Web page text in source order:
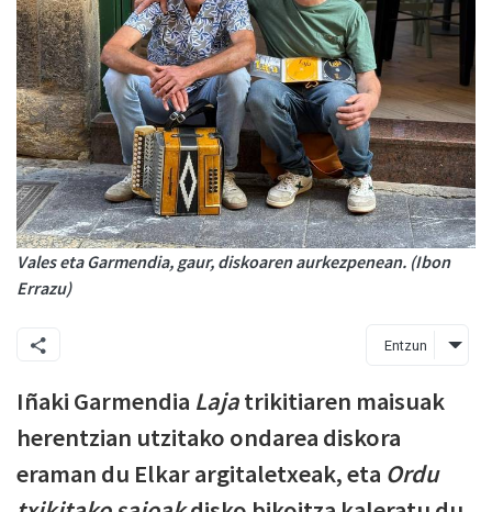
Vales eta Garmendia, gaur, diskoaren aurkezpenean. (Ibon
Errazu)
Entzun
Iñaki Garmendia Lajatrikitiaren maisuak
herentzian utzitako ondarea diskora
eraman du Elkar argitaletxeak, eta Ordu